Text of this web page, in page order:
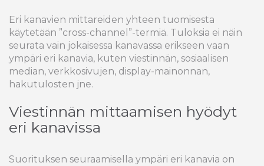
Eri kanavien mittareiden yhteen tuomisesta
käytetään ”cross-channel”-termiä. Tuloksia ei näin
seurata vain jokaisessa kanavassa erikseen vaan
ympäri eri kanavia, kuten viestinnän, sosiaalisen
median, verkkosivujen, display-mainonnan,
hakutulosten jne.
Viestinnän mittaamisen hyödyt
eri kanavissa
Suorituksen seuraamisella ympäri eri kanavia on